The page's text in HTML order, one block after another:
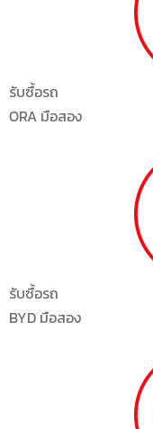
รับซื้อรถ
ORA มือสอง
รับซื้อรถ
BYD มือสอง